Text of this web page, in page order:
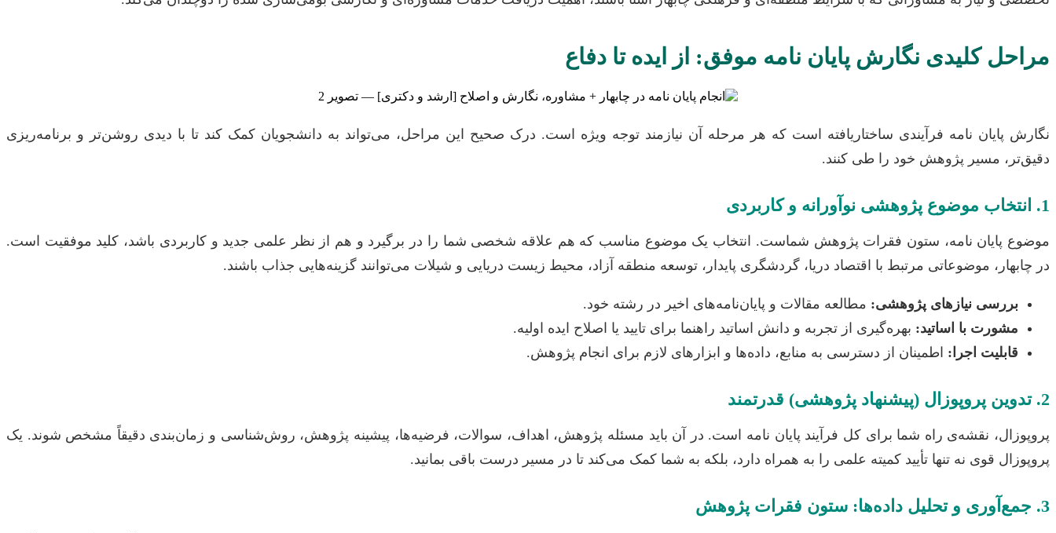
مراحل کلیدی نگارش پایان نامه موفق: از ایده تا دفاع
نگارش پایان نامه فرآیندی ساختاریافته است که هر مرحله آن نیازمند توجه ویژه است. درک صحیح این مراحل، می‌تواند به دانشجویان کمک کند تا با دیدی روشن‌تر و برنامه‌ریزی
دقیق‌تر، مسیر پژوهش خود را طی کنند.
1. انتخاب موضوع پژوهشی نوآورانه و کاربردی
موضوع پایان نامه، ستون فقرات پژوهش شماست. انتخاب یک موضوع مناسب که هم علاقه شخصی شما را در برگیرد و هم از نظر علمی جدید و کاربردی باشد، کلید موفقیت است.
در چابهار، موضوعاتی مرتبط با اقتصاد دریا، گردشگری پایدار، توسعه منطقه آزاد، محیط زیست دریایی و شیلات می‌توانند گزینه‌هایی جذاب باشند.
بررسی نیازهای پژوهشی: مطالعه مقالات و پایان‌نامه‌های اخیر در رشته خود.
مشورت با اساتید: بهره‌گیری از تجربه و دانش اساتید راهنما برای تایید یا اصلاح ایده اولیه.
قابلیت اجرا: اطمینان از دسترسی به منابع، داده‌ها و ابزارهای لازم برای انجام پژوهش.
2. تدوین پروپوزال (پیشنهاد پژوهشی) قدرتمند
پروپوزال، نقشه‌ی راه شما برای کل فرآیند پایان نامه است. در آن باید مسئله پژوهش، اهداف، سوالات، فرضیه‌ها، پیشینه پژوهش، روش‌شناسی و زمان‌بندی دقیقاً مشخص شوند. یک
پروپوزال قوی نه تنها تأیید کمیته علمی را به همراه دارد، بلکه به شما کمک می‌کند تا در مسیر درست باقی بمانید.
3. جمع‌آوری و تحلیل داده‌ها: ستون فقرات پژوهش